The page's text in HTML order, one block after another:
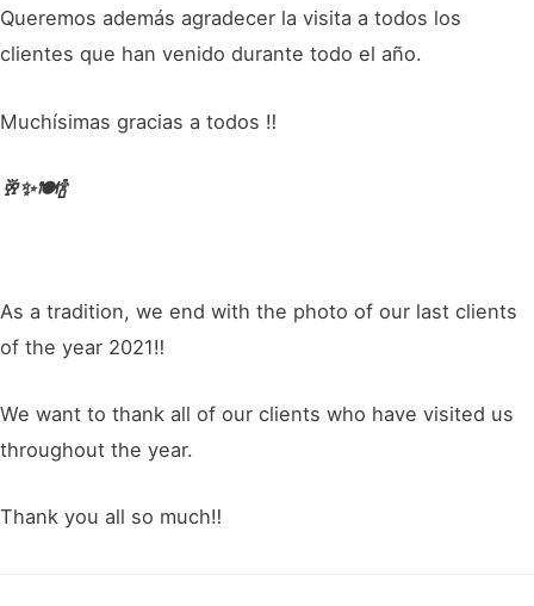
Queremos además agradecer la visita a todos los
clientes que han venido durante todo el año.
Muchísimas gracias a todos ‼️
🥂✨🍽️🍾
As a tradition, we end with the photo of our last clients
of the year 2021‼ ️
We want to thank all of our clients who have visited us
throughout the year.
Thank you all so much‼ ️